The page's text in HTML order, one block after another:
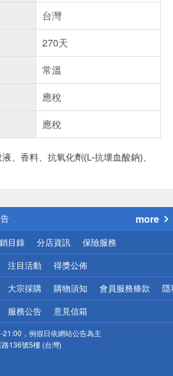
台灣
270天
常溫
應稅
應稅
、香料、抗氧化劑(L-抗壞血酸鈉)、
配送
！請小心！
more
目錄 分店資訊 保險服務
注目活動 得獎公佈
大宗採購 購物須知 會員服務條款 隱
服務公告 意見信箱
，例假日依網站公告為主
136號5樓 (台灣)